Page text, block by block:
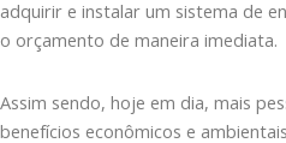
adquirir e instalar um sistema de
o orçamento de maneira imediata.
Assim sendo, hoje em dia, mais
benefícios econômicos e